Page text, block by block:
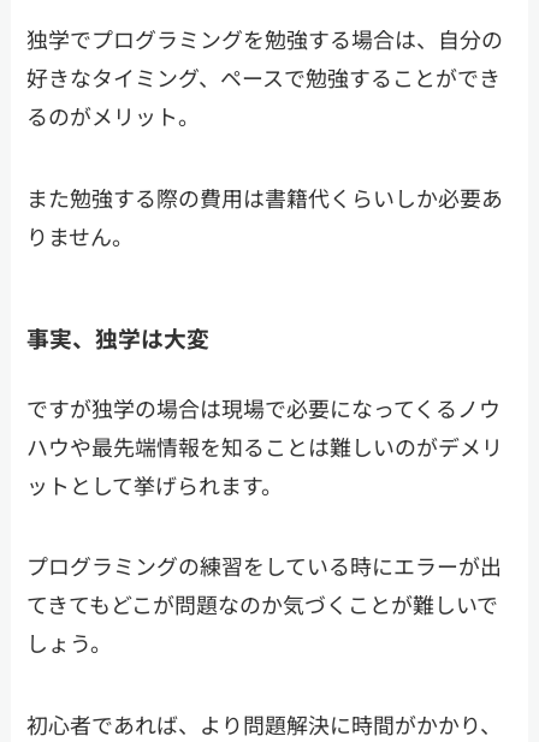
独学でプログラミングを勉強する場合は、自分の
好きなタイミング、ペースで勉強することができ
るのがメリット。
また勉強する際の費用は書籍代くらいしか必要あ
りません。
事実、独学は大変
ですが独学の場合は現場で必要になってくるノウ
ハウや最先端情報を知ることは難しいのがデメリ
ットとして挙げられます。
プログラミングの練習をしている時にエラーが出
てきてもどこが問題なのか気づくことが難しいで
しょう。
初心者であれば、より問題解決に時間がかかり、